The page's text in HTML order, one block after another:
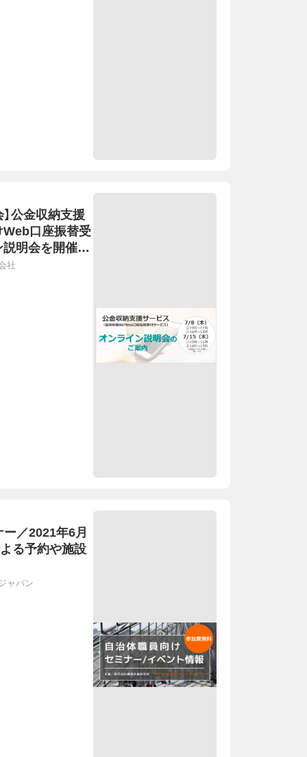
公金収納支援
Web口座振替受
説明会を開催し
年7月15日開
社
ー／2021年6月
よる予約や施設
ャパン